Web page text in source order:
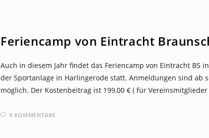
Feriencamp von Eintracht
Auch in diesem Jahr findet das Feriencamp von Eintracht BS
der Sportanlage in Harlingerode statt. Anmeldungen sind ab
möglich. Der Kostenbeitrag ist 199,00 € ( für
0 KOMMENTARE